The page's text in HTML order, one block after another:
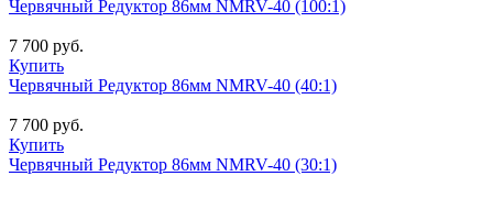
Червячный Редуктор 86мм NMRV-40 (100:1)
7 700 руб.
Купить
Червячный Редуктор 86мм NMRV-40 (40:1)
7 700 руб.
Купить
Червячный Редуктор 86мм NMRV-40 (30:1)